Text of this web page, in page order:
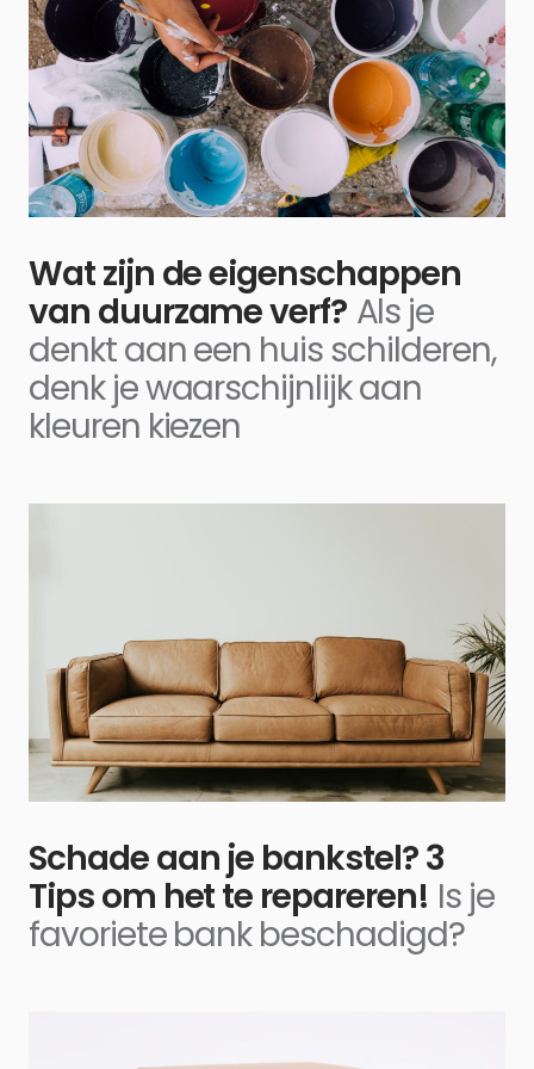
Wat zijn de eigenschappen
van duurzame verf? Als je
denkt aan een huis schilderen,
denk je waarschijnlijk aan
kleuren kiezen
Schade aan je bankstel? 3
Tips om het te repareren! Is je
favoriete bank beschadigd?